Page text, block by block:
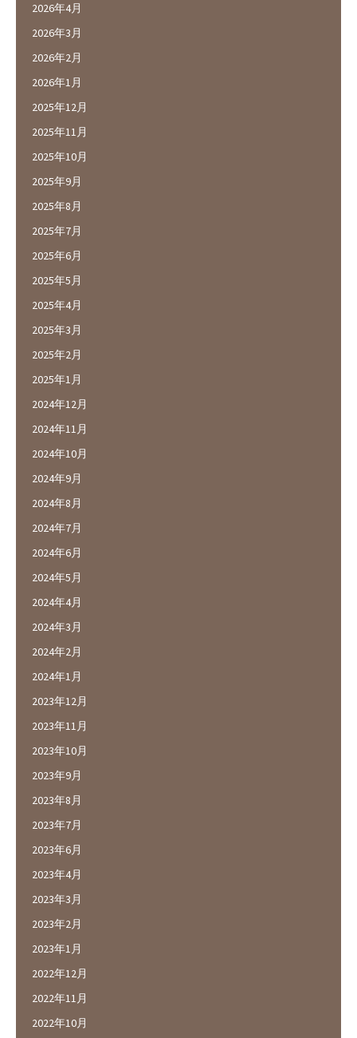
2026年4月
2026年3月
2026年2月
2026年1月
2025年12月
2025年11月
2025年10月
2025年9月
2025年8月
2025年7月
2025年6月
2025年5月
2025年4月
2025年3月
2025年2月
2025年1月
2024年12月
2024年11月
2024年10月
2024年9月
2024年8月
2024年7月
2024年6月
2024年5月
2024年4月
2024年3月
2024年2月
2024年1月
2023年12月
2023年11月
2023年10月
2023年9月
2023年8月
2023年7月
2023年6月
2023年4月
2023年3月
2023年2月
2023年1月
2022年12月
2022年11月
2022年10月